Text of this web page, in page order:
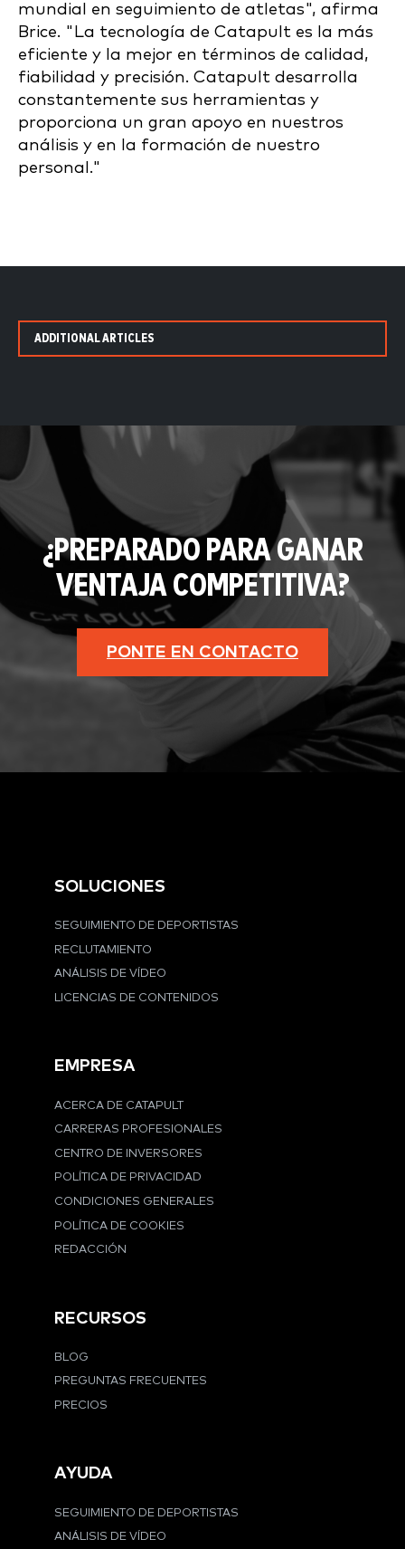
mundial en seguimiento de atletas", afirma
Brice. "La tecnología de Catapult es la más
eficiente y la mejor en términos de calidad,
fiabilidad y precisión. Catapult desarrolla
constantemente sus herramientas y
proporciona un gran apoyo en nuestros
análisis y en la formación de nuestro
personal."
ADDITIONAL ARTICLES
¿PREPARADO PARA GANAR
VENTAJA COMPETITIVA?
PONTE EN CONTACTO
SOLUCIONES
SEGUIMIENTO DE DEPORTISTAS
RECLUTAMIENTO
ANÁLISIS DE VÍDEO
LICENCIAS DE CONTENIDOS
EMPRESA
ACERCA DE CATAPULT
CARRERAS PROFESIONALES
CENTRO DE INVERSORES
POLÍTICA DE PRIVACIDAD
CONDICIONES GENERALES
POLÍTICA DE COOKIES
REDACCIÓN
RECURSOS
BLOG
PREGUNTAS FRECUENTES
PRECIOS
AYUDA
SEGUIMIENTO DE DEPORTISTAS
ANÁLISIS DE VÍDEO